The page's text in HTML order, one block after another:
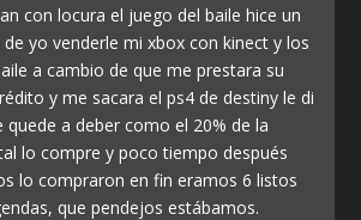
con locura el juego del baile hice un
yo venderle mi xbox con kinect y los
a cambio de que me prestara su
y me sacara el ps4 de destiny le di
quede a deber como el 20% de la
lo compre y poco tiempo después
lo compraron en fin eramos 6 listos
que pendejos estábamos.